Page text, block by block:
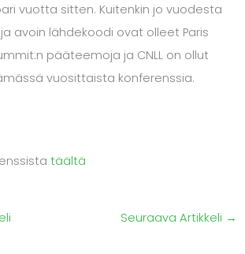
vuotta sitten. Kuitenkin jo vuodesta
avoin lähdekoodi ovat olleet Paris
pääteemoja ja CNLL on ollut
vuosittaista konferenssia.
täältä
Seuraava Artikkeli →